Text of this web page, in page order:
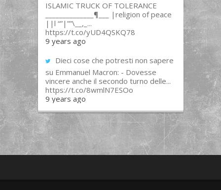
ISLAMIC TRUCK OF TOLERANCE
______________¶___ |religion of peace
||l “”|””\__,_...
https://t.co/yUD4QSKQ78
9 years ago
Dieci cose che potresti non sapere
su Emmanuel Macron: - Dovesse
vincere anche il secondo turno delle...
https://t.co/8wmlN7ESOo
9 years ago